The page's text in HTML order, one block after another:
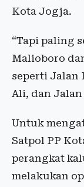
Kota Jogja.
“Tapi paling
Malioboro
seperti Jalan
Ali, dan Jalan
Untuk
Satpol PP
perangkat
melakukan